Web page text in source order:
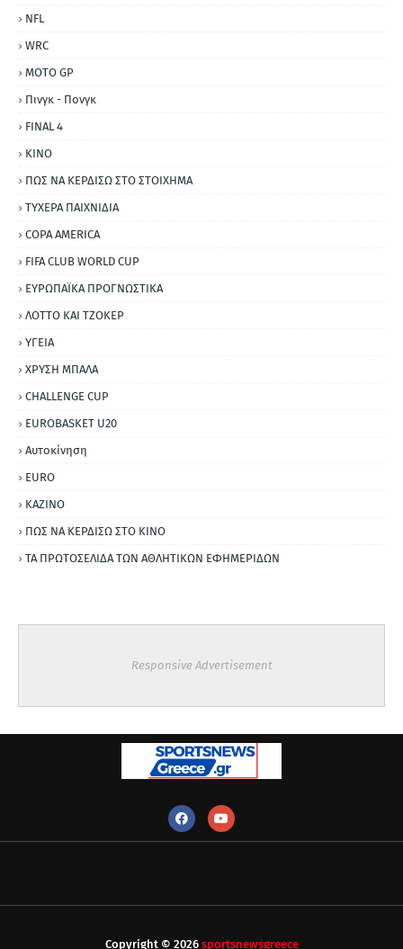
NFL
WRC
MOTO GP
Πινγκ - Πονγκ
FINAL 4
ΚΙΝΟ
ΠΩΣ ΝΑ ΚΕΡΔΙΣΩ ΣΤΟ ΣΤΟΙΧΗΜΑ
ΤΥΧΕΡΑ ΠΑΙΧΝΙΔΙΑ
COPA AMERICA
FIFA CLUB WORLD CUP
ΕΥΡΩΠΑΪΚΑ ΠΡΟΓΝΩΣΤΙΚΑ
ΛΟΤΤΟ ΚΑΙ ΤΖΟΚΕΡ
ΥΓΕΙΑ
ΧΡΥΣΗ ΜΠΑΛΑ
CHALLENGE CUP
EUROBASKET U20
Αυτοκίνηση
ΕURO
ΚΑΖΙΝΟ
ΠΩΣ ΝΑ ΚΕΡΔΙΣΩ ΣΤΟ ΚΙΝΟ
ΤΑ ΠΡΩΤΟΣΕΛΙΔΑ ΤΩΝ ΑΘΛΗΤΙΚΩΝ ΕΦΗΜΕΡΙΔΩΝ
Responsive Advertisement
Copyright © 2026 sportsnewsgreece